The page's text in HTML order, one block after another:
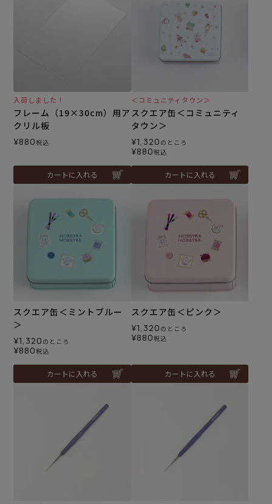
入荷しました！
フレーム（19×30cm）用ア
クリル板
¥880税込
カートに入れる
＜コミュニティタウン＞
スクエア缶＜コミュニティ
タウン＞
¥1,320 のところ
¥880税込
カートに入れる
スクエア缶＜ミントブルー
＞
¥1,320 のところ
¥880税込
カートに入れる
スクエア缶＜ピンク＞
¥1,320 のところ
¥880税込
カートに入れる